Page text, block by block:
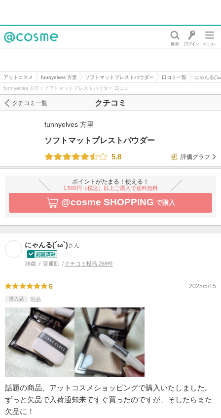
アットコスメ funnyelves 方里 ソフトマットプレストパウダー 口コミ一覧
にゃんる
funnyelves 方里 / ソフトマットプレストパウダー 口コミ
クチコミ
クチコミ一覧
funnyelves 方里
ソフトマットプレストパウダー
5.8
評価グラフ
ポイントがたまる！使える！
1,500円（税込）以上ご購入で送料無料
@cosme SHOPPING で購入
にゃんる(´ω`)さん
38歳 普通肌 クチコミ投稿 269件
6 2025/5/15
購入品 現品
話題の商品、アットコスメショッピングで購入いたしました。
ずっと欠品で入荷通知来てすぐ買ったのですが、そしたらまた
欠品に！